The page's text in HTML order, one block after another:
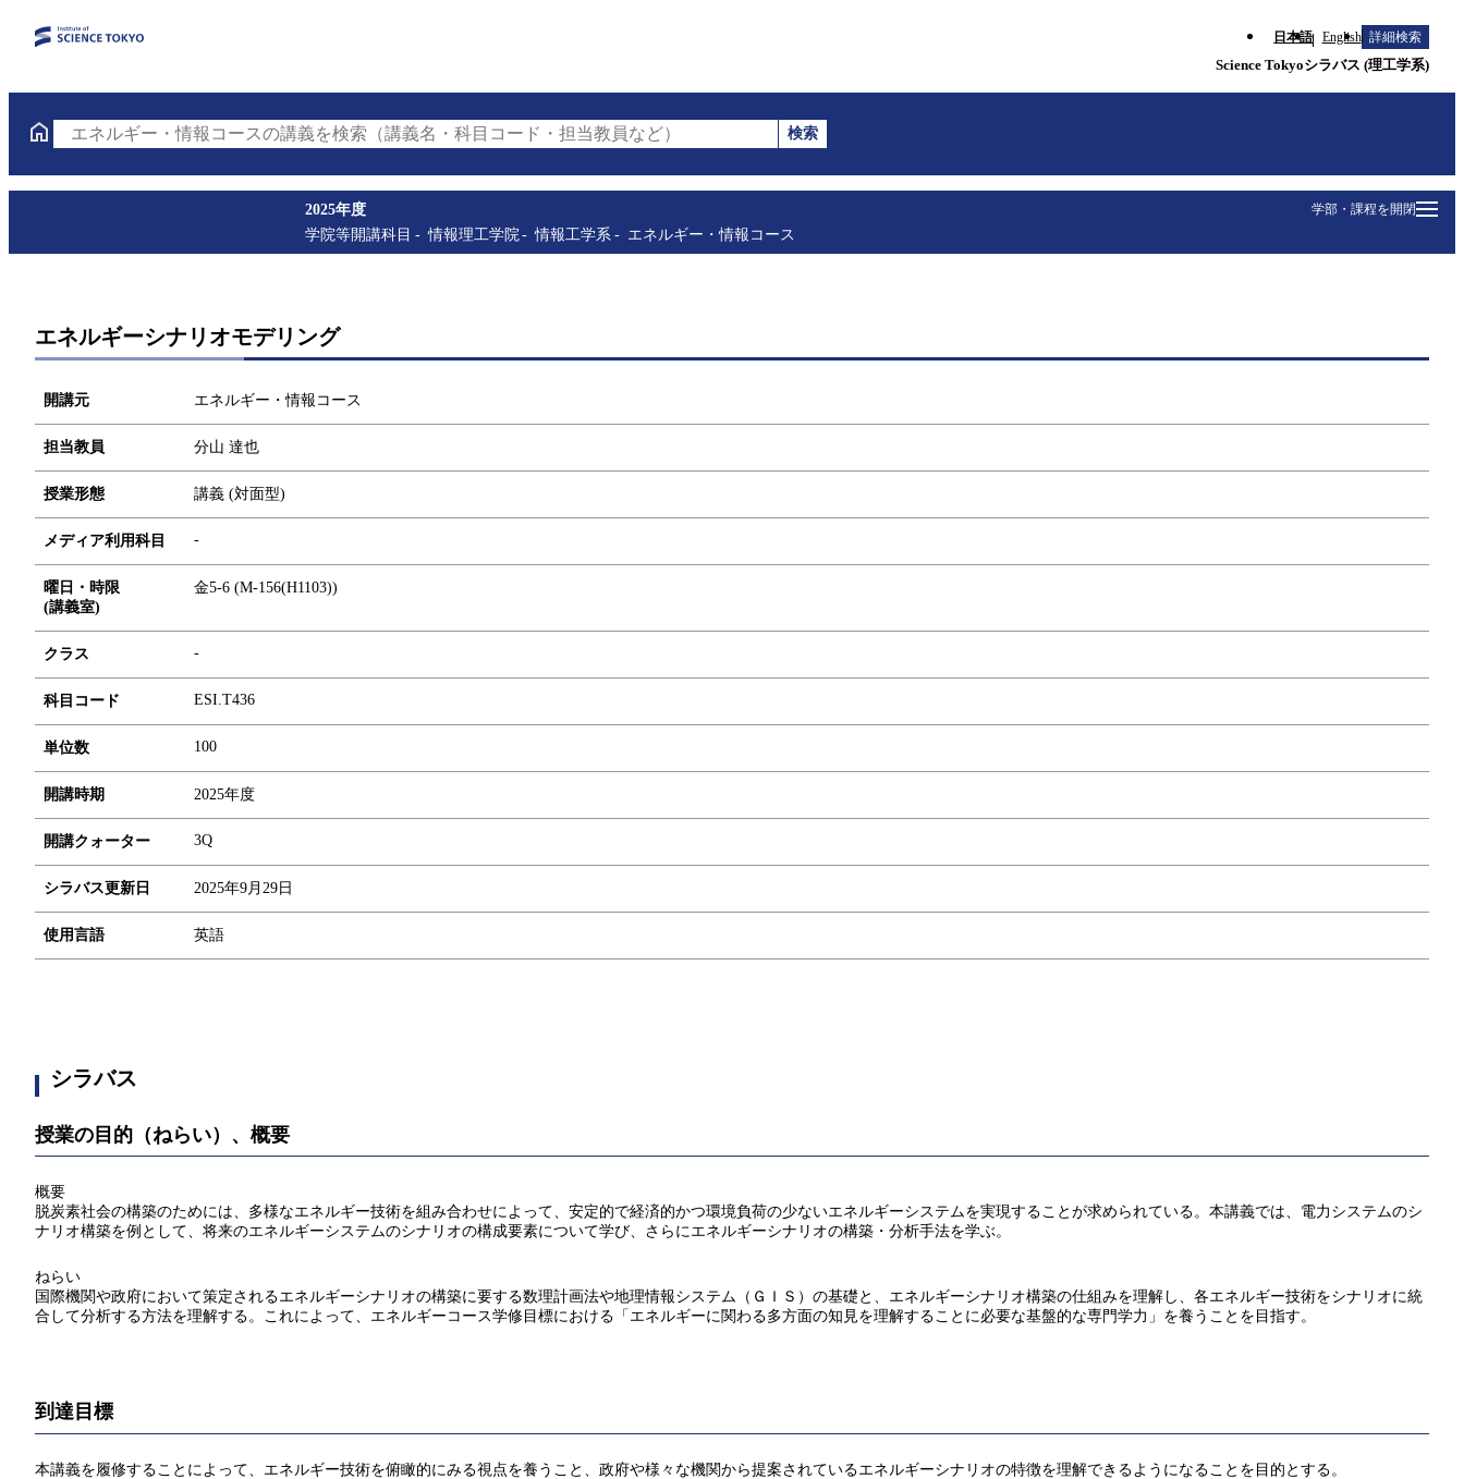
日本語 English 詳細検索
Science Tokyoシラバス (理工学系)
エネルギー・情報コースの講義を検索（講義名・科目コード・担当教員など）
検索
学部・課程を開閉
2025年度
学院等開講科目
情報理工学院 情報工学系 エネルギー・情報コース
エネルギーシナリオモデリング
開講元 エネルギー・情報コース
担当教員 分山 達也
授業形態 講義 (対面型)
メディア利用科目 -
曜日・時限
(講義室)
金5-6 (M-156(H1103))
クラス -
科目コード ESI.T436
単位数 100
開講時期 2025年度
開講クォーター 3Q
シラバス更新日 2025年9月29日
使用言語 英語
シラバス
授業の目的（ねらい）、概要
概要
脱炭素社会の構築のためには、多様なエネルギー技術を組み合わせによって、安定的で経済的かつ環境負荷の少ないエネルギーシステムを実現することが求められている。本講義では、電力システムのシ
ナリオ構築を例として、将来のエネルギーシステムのシナリオの構成要素について学び、さらにエネルギーシナリオの構築・分析手法を学ぶ。
ねらい
国際機関や政府において策定されるエネルギーシナリオの構築に要する数理計画法や地理情報システム（ＧＩＳ）の基礎と、エネルギーシナリオ構築の仕組みを理解し、各エネルギー技術をシナリオに統
合して分析する方法を理解する。これによって、エネルギーコース学修目標における「エネルギーに関わる多方面の知見を理解することに必要な基盤的な専門学力」を養うことを目指す。
到達目標
本講義を履修することによって、エネルギー技術を俯瞰的にみる視点を養うこと、政府や様々な機関から提案されているエネルギーシナリオの特徴を理解できるようになることを目的とする。